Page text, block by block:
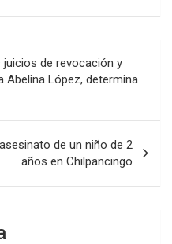
de revocación y
Abelina López, determina
de un niño de 2
años en Chilpancingo